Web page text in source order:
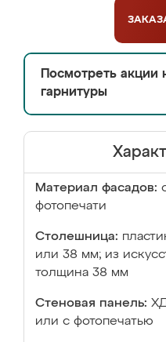
Посмотреть акции
гарнитуры
Материал фасадов:
фотопечати
Столешница:
или 38 мм; из
толщина 38 мм
Стеновая панель:
или с фотопечатью